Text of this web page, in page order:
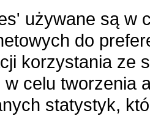
używane są w
do
korzystania ze
w celu tworzenia
statystyk,